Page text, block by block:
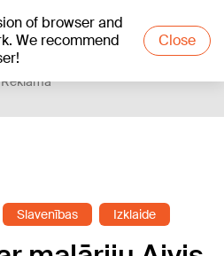
of browser and
We recommend
Close
Reklāma
Slavenības Izklaide